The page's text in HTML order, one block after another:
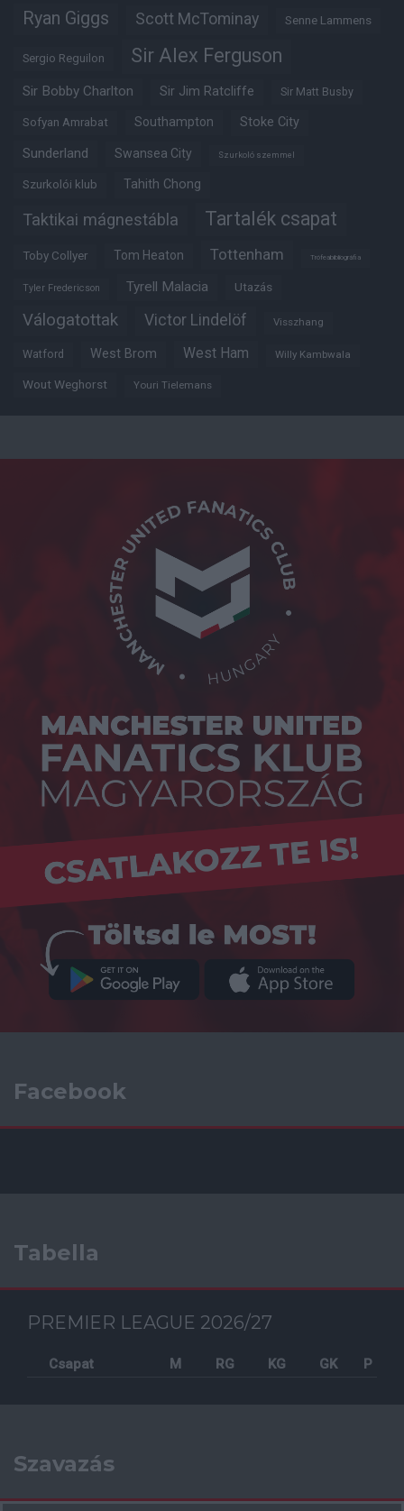
Ryan Giggs Scott McTominay Senne Lammens
Sergio Reguilon Sir Alex Ferguson
Sir Bobby Charlton Sir Jim Ratcliffe Sir Matt Busby
Sofyan Amrabat Southampton Stoke City
Sunderland Swansea City Szurkoló szemmel
Szurkolói klub Tahith Chong
Taktikai mágnestábla Tartalék csapat
Toby Collyer Tom Heaton Tottenham Trófeabibliográfia
Tyler Fredericson Tyrell Malacia Utazás
Válogatottak Victor Lindelöf Visszhang
Watford West Brom West Ham Willy Kambwala
Wout Weghorst Youri Tielemans
Facebook
Tabella
PREMIER LEAGUE 2026/27
Csapat M RG KG GK P
Szavazás